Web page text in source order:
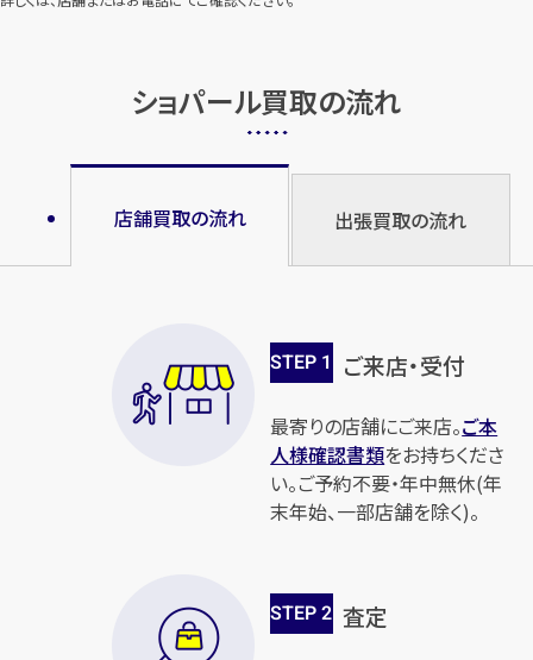
ショパール買取の流れ
店舗買取の流れ 出張買取の流れ
STEP 1 ご来店・受付
最寄りの店舗にご来店。ご本
人様確認書類をお持ちくださ
い。ご予約不要・年中無休(年
末年始、一部店舗を除く)。
STEP2 査定